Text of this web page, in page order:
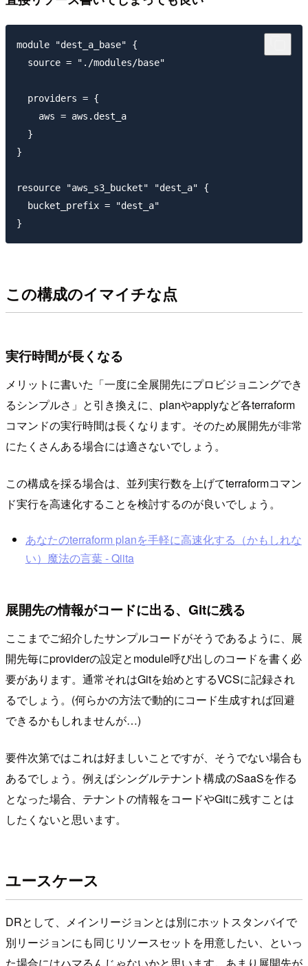
module "dest_a_base" {
  source = "./modules/base"
  providers = {
    aws = aws.dest_a
  }
}
resource "aws_s3_bucket" "dest_a" {
  bucket_prefix = "dest_a"
この構成のイマイチな点
実行時間が長くなる
メリットに書いた「一度に全展開先にプロビジョニングでき
るシンプルさ」と引き換えに、planやapplyなど各terraform
コマンドの実行時間は長くなります。そのため展開先が非常
にたくさんある場合には適さないでしょう。
この構成を採る場合は、並列実行数を上げてterraformコマン
ド実行を高速化することを検討するのが良いでしょう。
あなたのterraform planを手軽に高速化する（かもしれな
い）魔法の言葉 - Qiita
展開先の情報がコードに出る、Gitに残る
ここまでご紹介したサンプルコードがそうであるように、展
開先毎にproviderの設定とmodule呼び出しのコードを書く必
要があります。通常それはGitを始めとするVCSに記録され
るでしょう。(何らかの方法で動的にコード生成すれば回避
できるかもしれませんが…)
要件次第ではこれは好ましいことですが、そうでない場合も
あるでしょう。例えばシングルテナント構成のSaaSを作る
となった場合、テナントの情報をコードやGitに残すことは
したくないと思います。
ユースケース
DRとして、メインリージョンとは別にホットスタンバイで
別リージョンにも同じリソースセットを用意したい、といっ